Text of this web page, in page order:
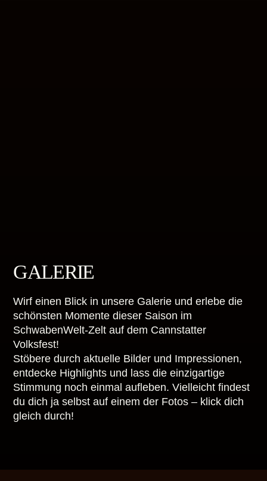
GALERIE
Wirf einen Blick in unsere Galerie und erlebe die
schönsten Momente dieser Saison im
SchwabenWelt-Zelt auf dem Cannstatter
Volksfest!
Stöbere durch aktuelle Bilder und Impressionen,
entdecke Highlights und lass die einzigartige
Stimmung noch einmal aufleben. Vielleicht findest
du dich ja selbst auf einem der Fotos – klick dich
gleich durch!